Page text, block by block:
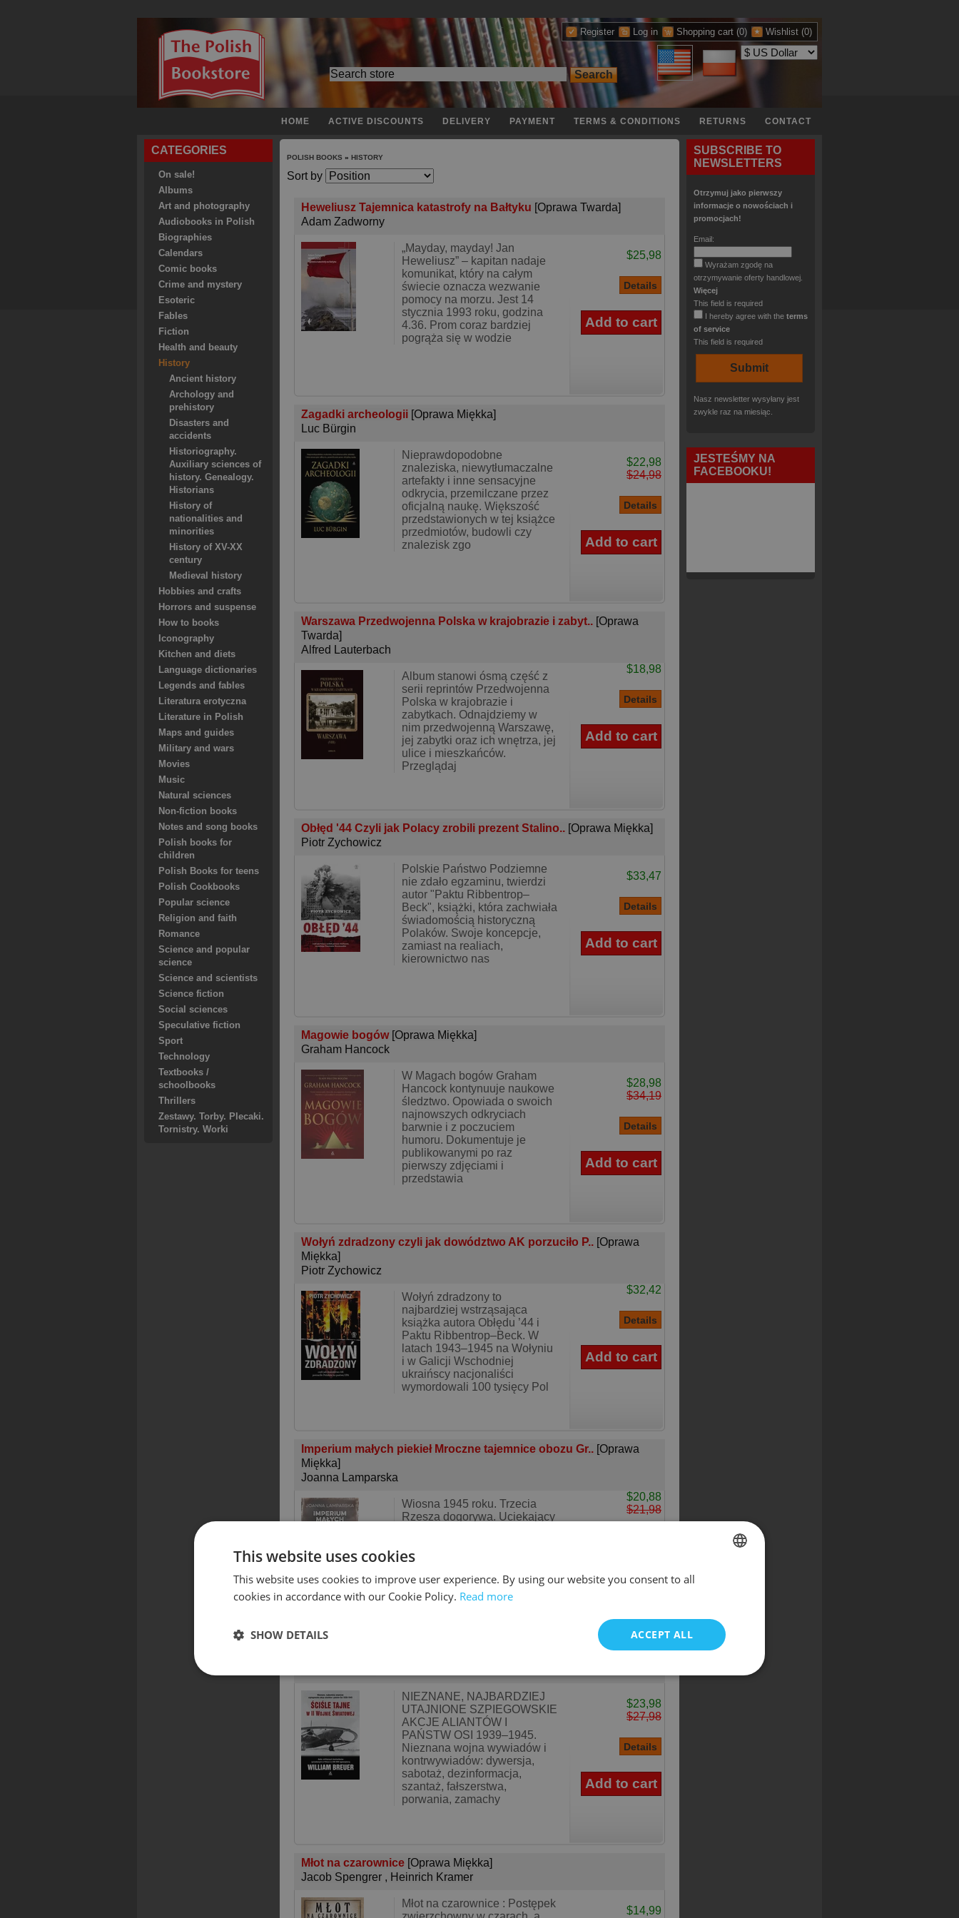
Register Log in Shopping cart (0) Wishlist (0)
HOME ACTIVE DISCOUNTS DELIVERY PAYMENT TERMS & CONDITIONS RETURNS CONTACT
CATEGORIES
On sale!
Albums
Art and photography
Audiobooks in Polish
Biographies
Calendars
Comic books
Crime and mystery
Esoteric
Fables
Fiction
Health and beauty
History
Ancient history
Archology and
prehistory
Disasters and
accidents
Historiography.
Auxiliary sciences of
history. Genealogy.
Historians
History of
nationalities and
minorities
History of XV-XX
century
Medieval history
Hobbies and crafts
Horrors and suspense
How to books
Iconography
Kitchen and diets
Language dictionaries
Legends and fables
Literatura erotyczna
Literature in Polish
Maps and guides
Military and wars
Movies
Music
Natural sciences
Non-fiction books
Notes and song books
Polish books for
children
Polish Books for teens
Polish Cookbooks
Popular science
Religion and faith
Romance
Science and popular
science
Science and scientists
Science fiction
Social sciences
Speculative fiction
Sport
Technology
Textbooks /
schoolbooks
Thrillers
Zestawy. Torby. Plecaki.
Tornistry. Worki
POLISH BOOKS » HISTORY
Sort by
Heweliusz Tajemnica katastrofy na Bałtyku [Oprawa Twarda]
Adam Zadworny
„Mayday, mayday! Jan
Heweliusz” – kapitan nadaje
komunikat, który na całym
świecie oznacza wezwanie
pomocy na morzu. Jest 14
stycznia 1993 roku, godzina
4.36. Prom coraz bardziej
pogrąża się w wodzie
$25,98
Zagadki archeologii [Oprawa Miękka]
Luc Bürgin
Nieprawdopodobne
znaleziska, niewytłumaczalne
artefakty i inne sensacyjne
odkrycia, przemilczane przez
oficjalną naukę. Większość
przedstawionych w tej książce
przedmiotów, budowli czy
znalezisk zgo
$22,98
$24,98
Warszawa Przedwojenna Polska w krajobrazie i zabyt.. [Oprawa
Twarda]
Alfred Lauterbach
Album stanowi ósmą część z
serii reprintów Przedwojenna
Polska w krajobrazie i
zabytkach. Odnajdziemy w
nim przedwojenną Warszawę,
jej zabytki oraz ich wnętrza, jej
ulice i mieszkańców.
Przeglądaj
$18,98
Obłęd '44 Czyli jak Polacy zrobili prezent Stalino.. [Oprawa Miękka]
Piotr Zychowicz
Polskie Państwo Podziemne
nie zdało egzaminu, twierdzi
autor "Paktu Ribbentrop–
Beck", książki, która zachwiała
świadomością historyczną
Polaków. Swoje koncepcje,
zamiast na realiach,
kierownictwo nas
$33,47
Magowie bogów [Oprawa Miękka]
Graham Hancock
W Magach bogów Graham
Hancock kontynuuje naukowe
śledztwo. Opowiada o swoich
najnowszych odkryciach
barwnie i z poczuciem
humoru. Dokumentuje je
publikowanymi po raz
pierwszy zdjęciami i
przedstawia
$28,98
$34,19
Wołyń zdradzony czyli jak dowództwo AK porzuciło P.. [Oprawa
Miękka]
Piotr Zychowicz
Wołyń zdradzony to
najbardziej wstrząsająca
książka autora Obłędu ’44 i
Paktu Ribbentrop–Beck. W
latach 1943–1945 na Wołyniu
i w Galicji Wschodniej
ukraińscy nacjonaliści
wymordowali 100 tysięcy Pol
$32,42
Imperium małych piekieł Mroczne tajemnice obozu Gr.. [Oprawa
Miękka]
Joanna Lamparska
Wiosna 1945 roku. Trzecia
Rzesza dogorywa. Uciekający
obecnej polsko-czeskiej
selekcje w kobiecych obozach
należący
$20,88
$21,98
NIEZNANE, NAJBARDZIEJ
UTAJNIONE SZPIEGOWSKIE
AKCJE ALIANTÓW I
PAŃSTW OSI 1939–1945.
Nieznana wojna wywiadów i
kontrwywiadów: dywersja,
sabotaż, dezinformacja,
szantaż, fałszerstwa,
porwania, zamachy
$23,98
$27,98
Młot na czarownice [Oprawa Miękka]
Jacob Spengrer , Heinrich Kramer
Młot na czarownice : Postępek
$14,99
SUBSCRIBE TO
NEWSLETTERS
Otrzymuj jako pierwszy
informacje o nowościach i
promocjach!
Email:
Wyrażam zgodę na
otrzymywanie oferty handlowej.
Więcej
This field is required
I hereby agree with the terms
of service
This field is required
Nasz newsletter wysyłany jest
zwykle raz na miesiąc.
JESTEŚMY NA
FACEBOOKU!
This website uses cookies
This website uses cookies to improve user experience. By using our website you consent to all
cookies in accordance with our Cookie Policy. Read more
ACCEPT ALL
SHOW DETAILS